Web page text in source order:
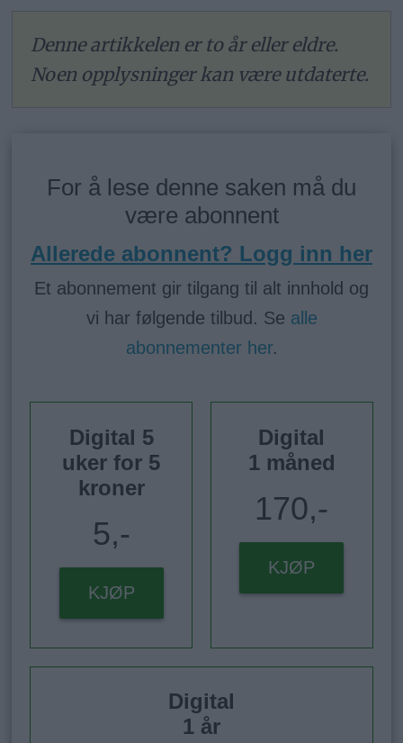
Denne artikkelen er to år eller eldre.
Noen opplysninger kan være utdaterte.
For å lese denne saken må du
være abonnent
Allerede abonnent? Logg inn her
Et abonnement gir tilgang til alt innhold og
vi har følgende tilbud. Se alle
abonnementer her.
Digital 5
uker for 5
kroner
5,-
KJØP
Digital
1 måned
170,-
KJØP
Digital
1 år